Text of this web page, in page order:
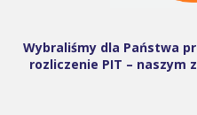
Wybraliśmy dla Państwa
rozliczenie PIT – naszym